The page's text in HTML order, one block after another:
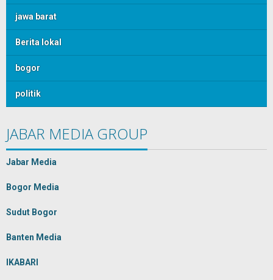
jawa barat
Berita lokal
bogor
politik
JABAR MEDIA GROUP
Jabar Media
Bogor Media
Sudut Bogor
Banten Media
IKABARI